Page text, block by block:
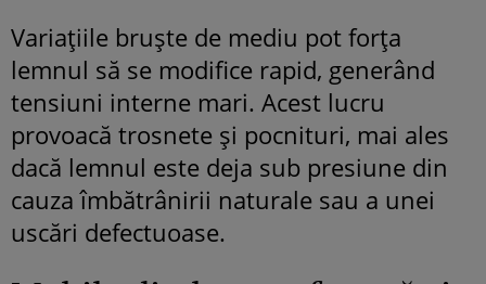
Variațiile bruște de mediu pot forța
lemnul să se modifice rapid, generând
tensiuni interne mari. Acest lucru
provoacă trosnete și pocnituri, mai ales
dacă lemnul este deja sub presiune din
cauza îmbătrânirii naturale sau a unei
uscări defectuoase.